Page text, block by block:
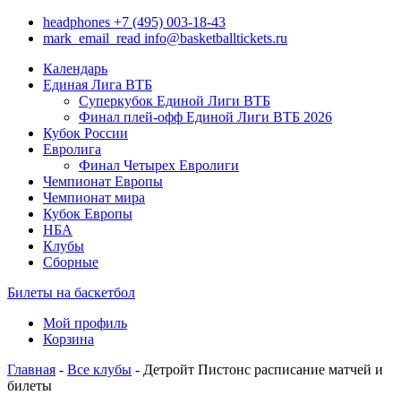
headphones +7 (495) 003-18-43
mark_email_read info@basketballtickets.ru
Календарь
Единая Лига ВТБ
Суперкубок Единой Лиги ВТБ
Финал плей-офф Единой Лиги ВТБ 2026
Кубок России
Евролига
Финал Четырех Евролиги
Чемпионат Европы
Чемпионат мира
Кубок Европы
НБА
Клубы
Сборные
Билеты на баскетбол
Мой профиль
Корзина
Главная - Все клубы - Детройт Пистонс расписание матчей и
билеты